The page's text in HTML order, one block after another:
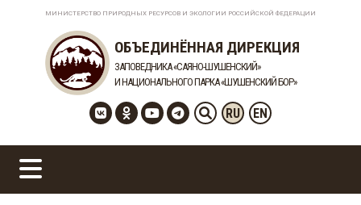
МИНИСТЕРСТВО ПРИРОДНЫХ РЕСУРСОВ И ЭКОЛОГИИ РОССИЙСКОЙ ФЕДЕРАЦИИ
ОБЪЕДИНЁННАЯ ДИРЕКЦИЯ
ЗАПОВЕДНИКА «САЯНО-ШУШЕНСКИЙ»
И НАЦИОНАЛЬНОГО ПАРКА «ШУШЕНСКИЙ БОР»
RU EN